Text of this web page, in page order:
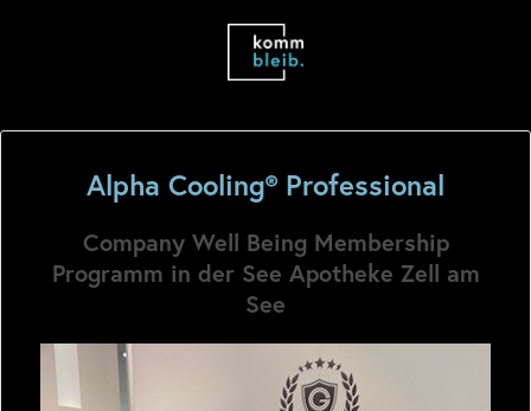
Alpha Cooling® Professional
Company Well Being Membership
Programm in der See Apotheke Zell am
See